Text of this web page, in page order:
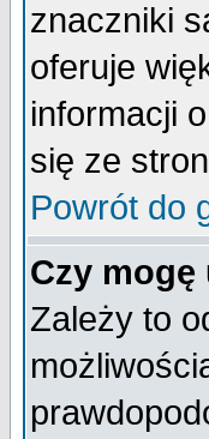
znaczniki
oferuje
informacji
się ze
Powrót do
Czy mogę
Zależy to